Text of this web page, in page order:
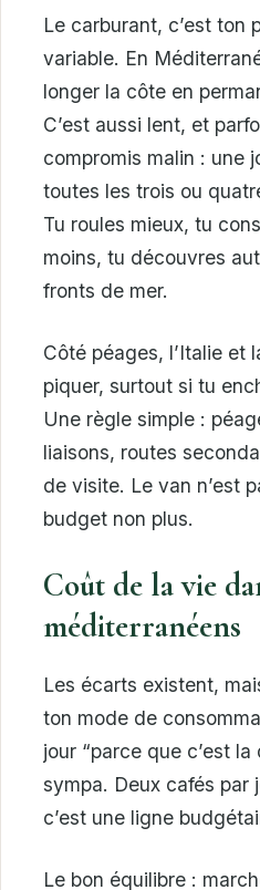
Le carburant, c’est ton
variable. En
longer la côte en
C’est aussi lent, et
compromis malin : une
toutes les trois ou
Tu roules mieux, tu
moins, tu découvres
fronts de mer.
Côté péages, l’Italie et
piquer, surtout si tu
Une règle simple :
liaisons, routes
de visite. Le van n’est
budget non plus.
Coût de la vie
méditerranéens
Les écarts existent,
ton mode de
jour “parce que c’est la
sympa. Deux cafés par
c’est une ligne
Le bon équilibre :